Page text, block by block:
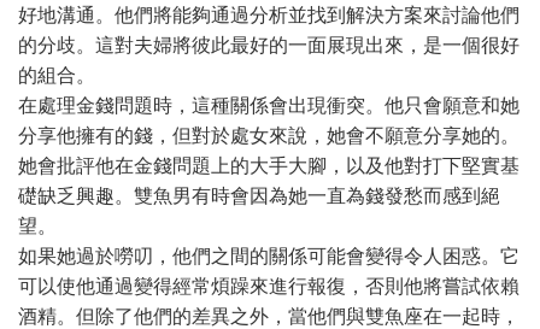
好地溝通。他們將能夠通過分析並找到解決方案來討論他們
的分歧。這對夫婦將彼此最好的一面展現出來，是一個很好
的組合。
在處理金錢問題時，這種關係會出現衝突。他只會願意和她
分享他擁有的錢，但對於處女來說，她會不願意分享她的。
她會批評他在金錢問題上的大手大腳，以及他對打下堅實基
礎缺乏興趣。雙魚男有時會因為她一直為錢發愁而感到絕
望。
如果她過於嘮叨，他們之間的關係可能會變得令人困惑。它
可以使他通過變得經常煩躁來進行報復，否則他將嘗試依賴
酒精。但除了他們的差異之外，當他們與雙魚座在一起時，